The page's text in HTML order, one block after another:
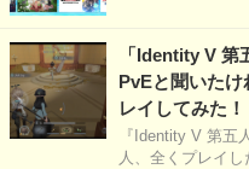
「Identity V
PvEと聞いた
レイしてみた！
『Identity V 第五
人、全くプレイ